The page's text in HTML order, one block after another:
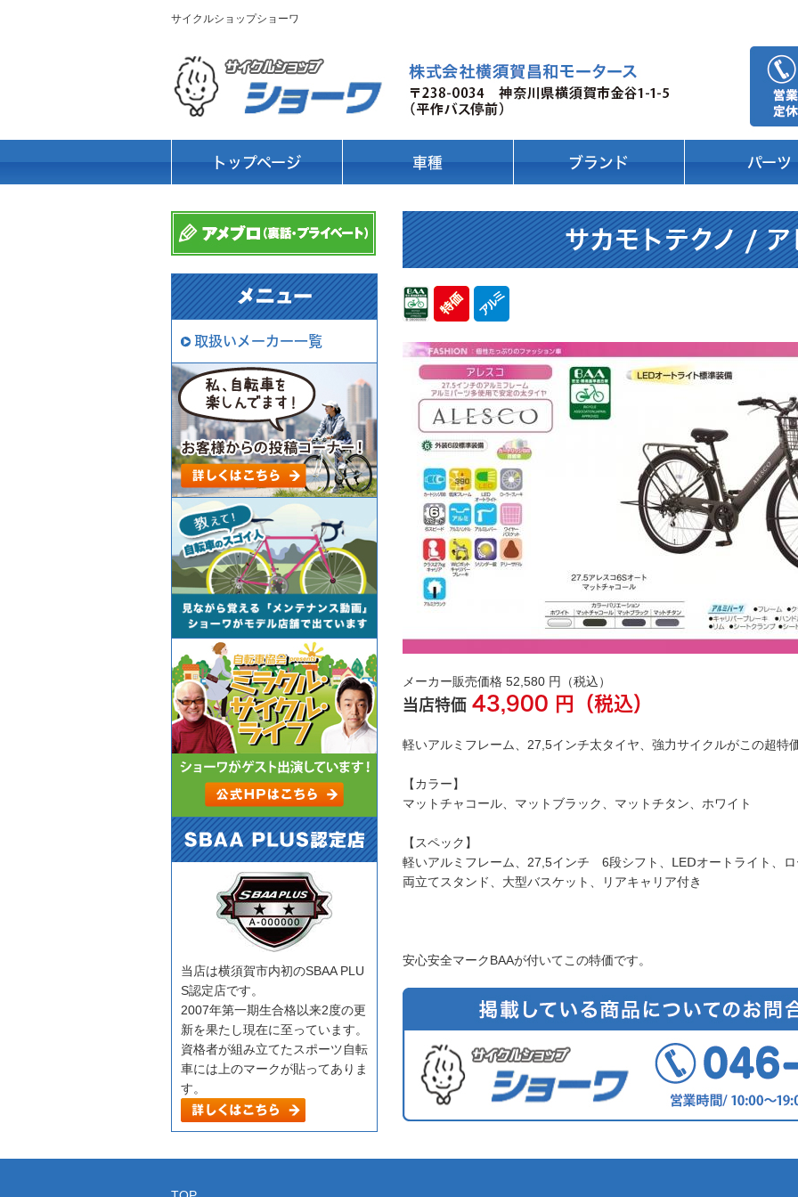
サイクルショップショーワ
トップページ 車種 ブランド パーツ
取扱いメーカー一覧
当店は横須賀市内初のSBAA PLU
S認定店です。
2007年第一期生合格以来2度の更
新を果たし現在に至っています。
資格者が組み立てたスポーツ自転
車には上のマークが貼ってありま
す。
サカモトテクノ / ア
メーカー販売価格 52,580 円（税込）
当店特価 43,900 円（税込）
軽いアルミフレーム、27,5インチ太タイヤ、強力サイクルがこの超特
【カラー】
マットチャコール、マットブラック、マットチタン、ホワイト
【スペック】
軽いアルミフレーム、27,5インチ 6段シフト、ⅬEⅮオートライト、
両立てスタンド、大型バスケット、リアキャリア付き
安心安全マークBAAが付いてこの特価です。